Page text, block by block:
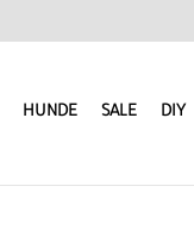
HUNDE SALE DIY